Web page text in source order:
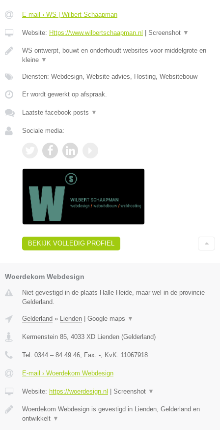
E-mail › WS | Wilbert Schaapman
Website: Https://www.wilbertschaapman.nl Screenshot ▼
WS ontwerpt, bouwt en onderhoudt websites voor middelgrote en
kleine ▼
Diensten: Webdesign, Website advies, Hosting, Websitebouw
Er wordt gewerkt op afspraak.
Laatste facebook posts ▼
Sociale media:
BEKIJK VOLLEDIG PROFIEL
Woerdekom Webdesign
Niet gevestigd in de plaats Halle Heide, maar wel in de provincie
Gelderland.
Gelderland » Lienden Google maps ▼
Kermenstein 85 4033 XD Lienden (Gelderland)
Tel: 0344 – 84 49 46 , Fax: - , KvK: 11067918
E-mail › Woerdekom Webdesign
Website: https://woerdesign.nl Screenshot ▼
Woerdekom Webdesign is gevestigd in Lienden, Gelderland en
ontwikkelt ▼